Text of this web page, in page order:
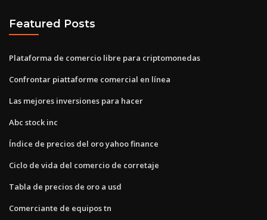
Featured Posts
Plataforma de comercio libre para criptomonedas
Confrontar piattaforme comercial en línea
Las mejores inversiones para hacer
Abc stock inc
Índice de precios del oro yahoo finance
Ciclo de vida del comercio de corretaje
Tabla de precios de oro a usd
Comerciante de equipos tn